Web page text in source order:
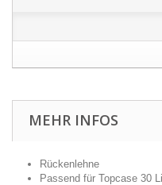
MEHR INFOS
Rückenlehne
Passend für Topcase 30